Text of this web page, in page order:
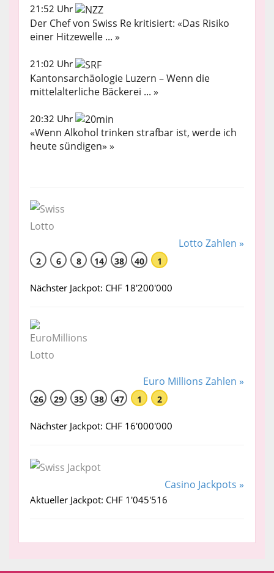
21:52 Uhr
Der Chef von Swiss Re kritisiert: «Das Risiko
einer Hitzewelle ... »
21:02 Uhr
Kantonsarchäologie Luzern – Wenn die
mittelalterliche Bäckerei ... »
20:32 Uhr
«Wenn Alkohol trinken strafbar ist, werde ich
heute sündigen» »
Lotto Zahlen »
2 6 8 14 38 40 1
Nächster Jackpot: CHF 18'200'000
Euro Millions Zahlen »
26 29 35 38 47 1 2
Nächster Jackpot: CHF 16'000'000
Casino Jackpots »
Aktueller Jackpot: CHF 1'045'516